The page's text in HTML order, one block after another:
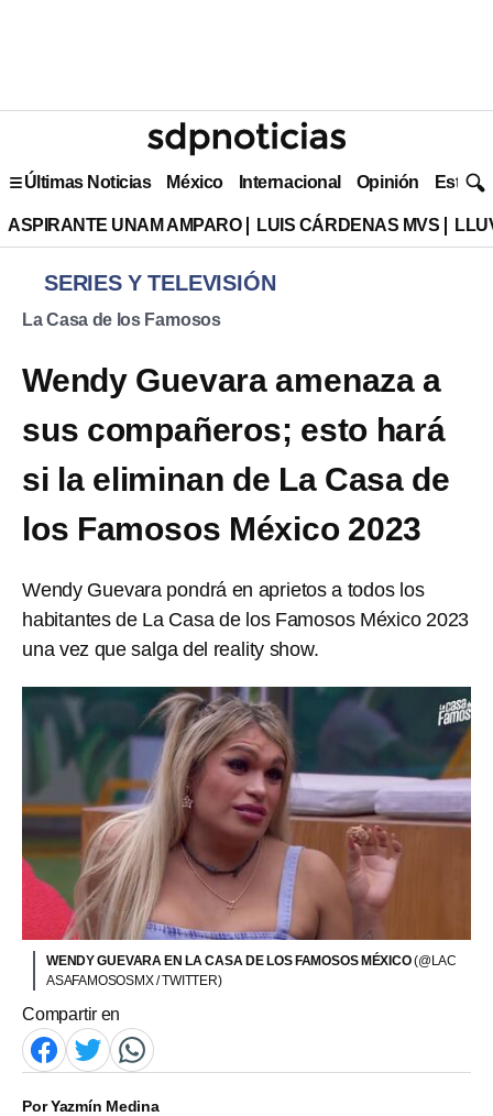
Últimas Noticias México Internacional Opinión Estilo
ASPIRANTE UNAM AMPARO LUIS CÁRDENAS MVS
SERIES Y TELEVISIÓN
La Casa de los Famosos
Wendy Guevara amenaza a
sus compañeros; esto hará
si la eliminan de La Casa de
los Famosos México 2023
Wendy Guevara pondrá en aprietos a todos los
habitantes de La Casa de los Famosos México 2023
una vez que salga del reality show.
WENDY GUEVARA EN LA CASA DE LOS FAMOSOS MÉXICO(@LAC
ASAFAMOSOSMX / TWITTER)
Compartir en
PorYazmín Medina